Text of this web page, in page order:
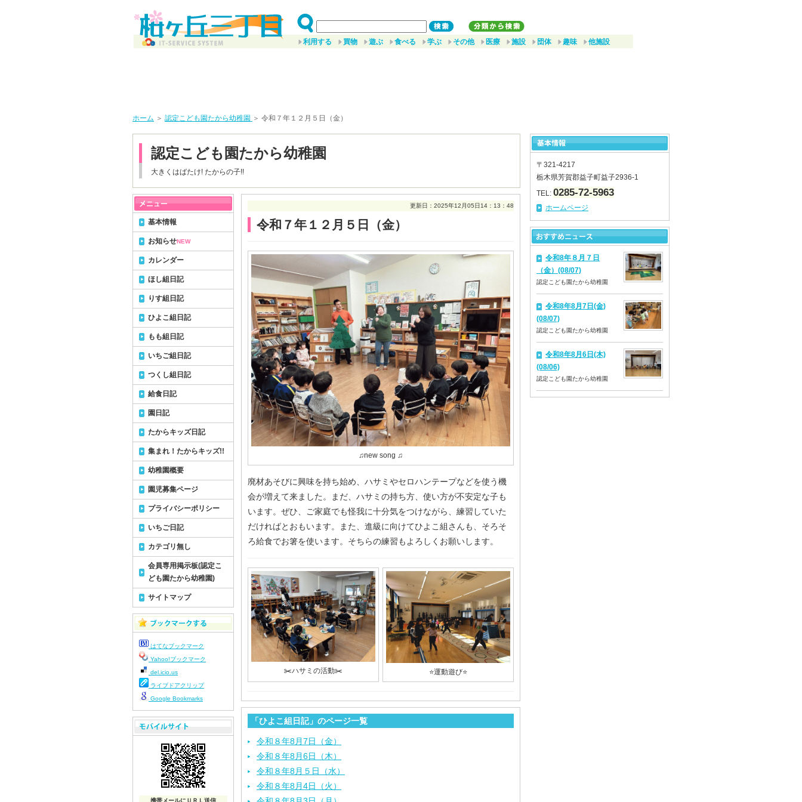
利用する 買物 遊ぶ 食べる 学ぶ その他 医療 施設 団体 趣味 他施設
ホーム ＞ 認定こども園たから幼稚園 ＞ 令和７年１２月５日（金）
認定こども園たから幼稚園
大きくはばたけ! たからの子!!
更新日：2025年12月05日14：13：48
令和７年１２月５日（金）
♫new song ♫
廃材あそびに興味を持ち始め、ハサミやセロハンテープなどを使う機
会が増えて来ました。まだ、ハサミの持ち方、使い方が不安定な子も
います。ぜひ、ご家庭でも怪我に十分気をつけながら、練習していた
だければとおもいます。また、進級に向けてひよこ組さんも、そろそ
ろ給食でお箸を使います。そちらの練習もよろしくお願いします。
✂️ハサミの活動✂️ ⭐️運動遊び⭐️
「ひよこ組日記」のページ一覧
令和８年8月7日（金）
令和８年8月6日（木）
令和８年8月５日（水）
令和８年8月4日（火）
基本情報
お知らせNEW
カレンダー
ほし組日記
りす組日記
ひよこ組日記
もも組日記
いちご組日記
つくし組日記
給食日記
園日記
たからキッズ日記
集まれ！たからキッズ!!
幼稚園概要
園児募集ページ
プライバシーポリシー
いちご日記
カテゴリ無し
会員専用掲示板(認定こ
ども園たから幼稚園)
サイトマップ
はてなブックマーク
Yahoo!ブックマーク
del.icio.us
ライブドアクリップ
Google Bookmarks
携帯メールにＵＲＬ送信
〒321-4217
栃木県芳賀郡益子町益子2936-1
TEL: 0285-72-5963
ホームページ
令和8年８月７日
（金）(08/07)
認定こども園たから幼稚園
令和8年8月7日(金)
(08/07)
認定こども園たから幼稚園
令和8年8月6日(木)
(08/06)
認定こども園たから幼稚園